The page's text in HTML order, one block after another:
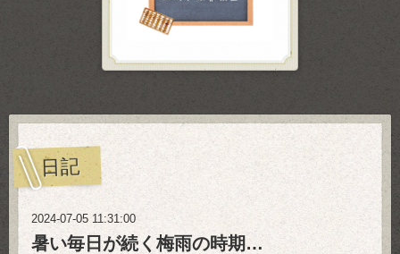
日記
2024-07-05 11:31:00
暑い毎日が続く梅雨の時期…